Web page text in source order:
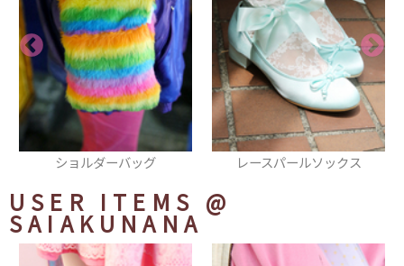
レースパールソックス 厚底シューズ
USER ITEMS @
SAIAKUNANA